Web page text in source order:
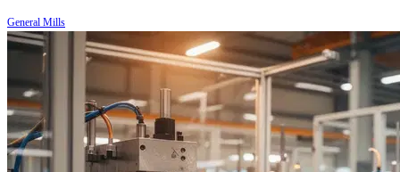
General Mills